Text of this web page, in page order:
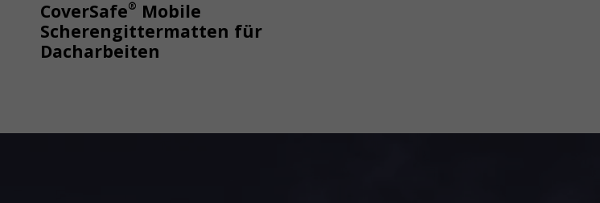
CoverSafe® Mobile
Scherengittermatten für
Dacharbeiten